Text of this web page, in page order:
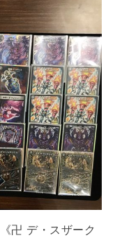
卍 デ・スザーク